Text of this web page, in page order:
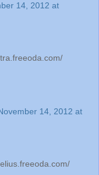
14, 2012 at
14, 2012 at